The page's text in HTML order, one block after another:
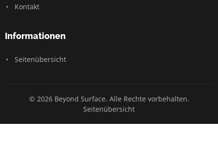
Kontakt
Informationen
Seitenübersicht
© 2026 Beyond Surface. Alle Rechte vorbehalten.
Seitenübersicht